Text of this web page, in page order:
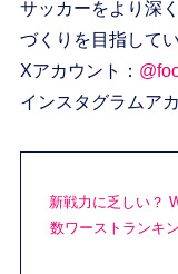
サッカーをより深
づくりを目指してい
Xアカウント：
インスタグラムア
新戦力に乏しい？
数ワーストランキ